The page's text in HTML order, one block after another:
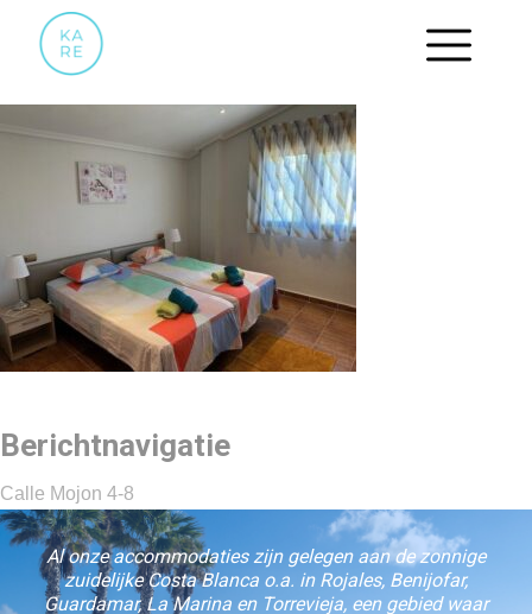
SLAAPKAMER.4
Berichtnavigatie
Calle Mojon 4-8
Al onze accommodaties zijn gelegen aan de zonnige
zuidelijke Costa Blanca o.a. in Rojales, Benijofar,
Guardamar, La Marina en Torrevieja, een gebied waar